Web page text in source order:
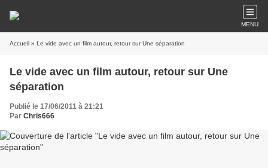
MENU
Accueil » Le vide avec un film autour, retour sur Une séparation
Le vide avec un film autour, retour sur Une
séparation
Publié le 17/06/2011 à 21:21
Par Chris666